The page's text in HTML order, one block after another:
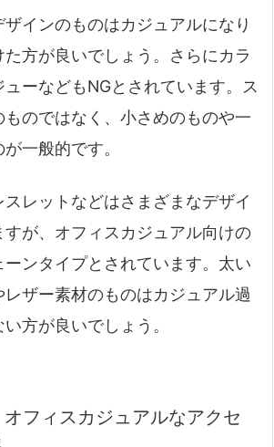
インのものはカジュアルになり
方が良いでしょう。さらにカラ
ーなどもNGとされています。ス
ものではなく、小さめのものや一
一般的です。
レットなどはさまざまなデザイ
すが、オフィスカジュアル向けの
ーンタイプとされています。太い
ザー素材のものはカジュアル過
方が良いでしょう。
フィスカジュアルなアクセ